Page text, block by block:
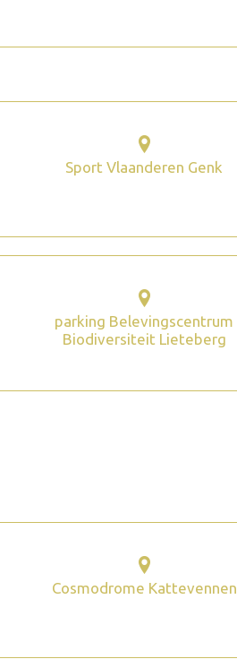
Sport Vlaanderen Genk
parking Belevingscentrum
Biodiversiteit Lieteberg
Cosmodrome Kattevennen